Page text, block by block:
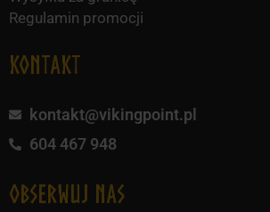
Regulamin promocji
KONTAKT
kontakt@vikingpoint.pl
604 467 948
obserwuj nas